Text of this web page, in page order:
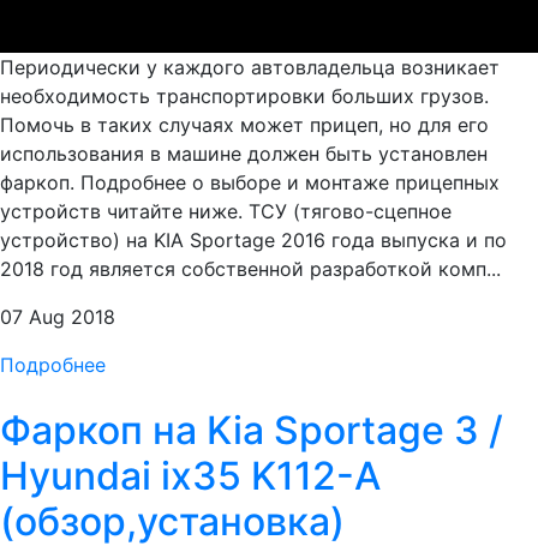
Периодически у каждого автовладельца возникает
необходимость транспортировки больших грузов.
Помочь в таких случаях может прицеп, но для его
использования в машине должен быть установлен
фаркоп. Подробнее о выборе и монтаже прицепных
устройств читайте ниже. ТСУ (тягово-сцепное
устройство) на KIA Sportage 2016 года выпуска и по
2018 год является собственной разработкой комп...
07 Aug 2018
Подробнее
Фаркоп на Kia Sportage 3 /
Hyundai ix35 K112-A
(обзор,установка)